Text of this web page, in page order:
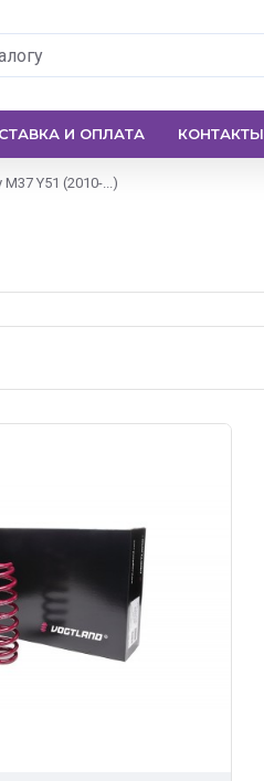
И ОПЛАТА КОНТАКТЫ
M37 Y51 (2010-...)